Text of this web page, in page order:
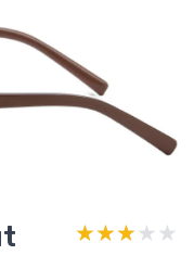
★★★★★
★★★★★